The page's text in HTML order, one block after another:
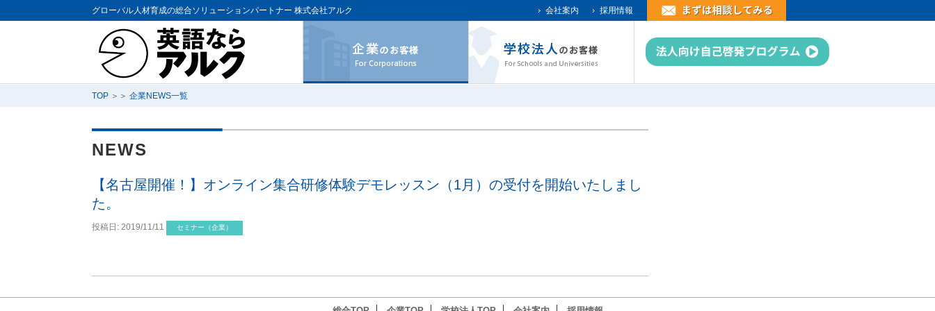
グローバル人材育成の総合ソリューションパートナー 株式会社アルク 採用情報
会社案内
TOP ＞＞ 企業NEWS一覧
NEWS
【名古屋開催！】オンライン集合研修体験デモレッスン（1月）の受付を開始いたしまし
た。
投稿日: 2019/11/11 セミナー（企業）